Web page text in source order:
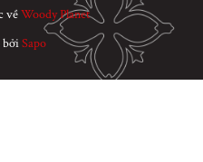
vềWoody Planet
bởiSapo